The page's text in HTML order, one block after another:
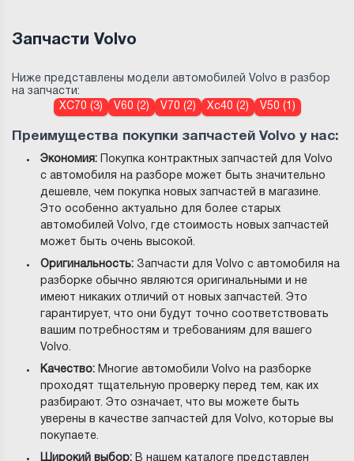
Запчасти Volvo
Ниже представлены модели автомобилей Volvo в разбор
на запчасти:
ХС70 (3)
V60 (2) V70 (2) Xc40 (2) V50 (1)
Преимущества покупки запчастей Volvo у нас:
Экономия: Покупка контрактных запчастей для Volvo
с автомобиля на разборе может быть значительно
дешевле, чем покупка новых запчастей в магазине.
Это особенно актуально для более старых
автомобилей Volvo, где стоимость новых запчастей
может быть очень высокой.
Оригинальность: Запчасти для Volvo с автомобиля на
разборке обычно являются оригинальными и не
имеют никаких отличий от новых запчастей. Это
гарантирует, что они будут точно соответствовать
вашим потребностям и требованиям для вашего
Volvo.
Качество: Многие автомобили Volvo на разборке
проходят тщательную проверку перед тем, как их
разбирают. Это означает, что вы можете быть
уверены в качестве запчастей для Volvo, которые вы
покупаете.
Широкий выбор: В нашем каталоге представлен